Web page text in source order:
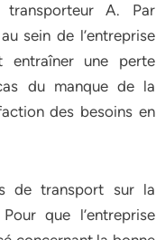
A. Par
sein de l’entreprise
une perte
du manque de la
des besoins en
de transport sur la
que l’entreprise